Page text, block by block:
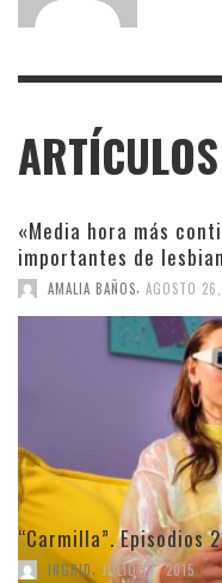
«Media hora más
importantes de
AMALIA BAÑOS AGOSTO
“Carmilla”. Episodios
INGRID JULIO 17, 2015